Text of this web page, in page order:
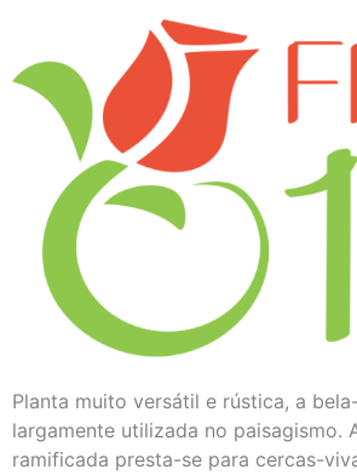
Planta muito versátil e rústica, a
largamente utilizada no paisagismo.
ramificada presta-se para cercas-